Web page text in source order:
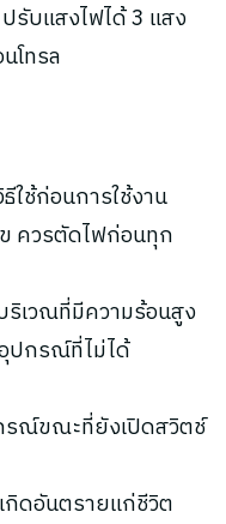
รับแสงไฟได้ 3 แสง
โทรล
ใช้ก่อนการใช้งาน
ควรตัดไฟก่อนทุก
ริเวณที่มีความร้อนสูง
ปกรณ์ที่ไม่ได้
รณ์ขณะที่ยังเปิดสวิตช์
ดอันตรายแก่ชีวิต